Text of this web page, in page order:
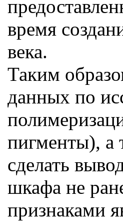
время
века.
Таким
данных по
пигменты), а
сделать
шкафа не
признаками